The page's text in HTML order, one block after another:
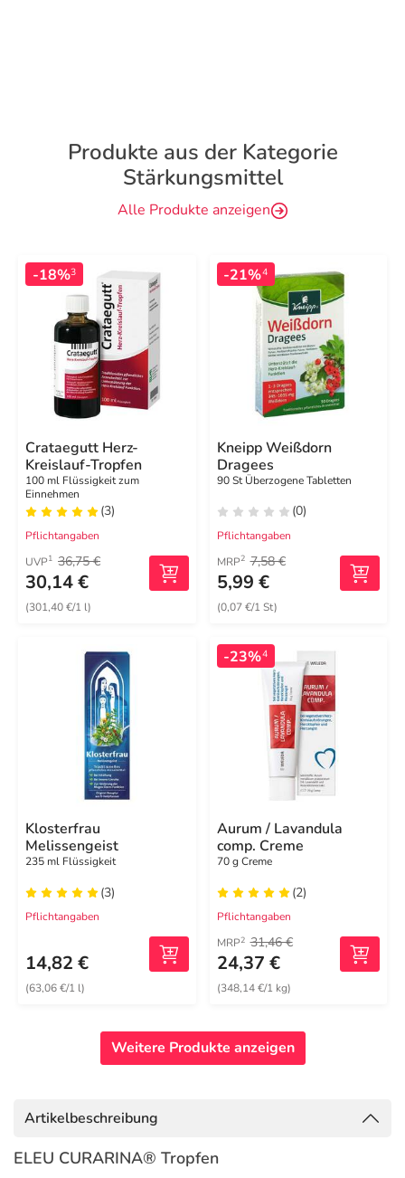
Produkte aus der Kategorie
Stärkungsmittel
Alle Produkte anzeigen
-18%3
Crataegutt Herz-
Kreislauf-Tropfen
100 ml Flüssigkeit zum
Einnehmen
(3)
Pflichtangaben
UVP1 36,75 €
30,14 €
(301,40 €/1 l)
-21%4
Kneipp Weißdorn
Dragees
90 St Überzogene Tabletten
(0)
Pflichtangaben
MRP2 7,58 €
5,99 €
(0,07 €/1 St)
Klosterfrau
Melissengeist
235 ml Flüssigkeit
(3)
Pflichtangaben
14,82 €
(63,06 €/1 l)
-23%4
Aurum / Lavandula
comp. Creme
70 g Creme
(2)
Pflichtangaben
MRP2 31,46 €
24,37 €
(348,14 €/1 kg)
Weitere Produkte anzeigen
Artikelbeschreibung
ELEU CURARINA® Tropfen